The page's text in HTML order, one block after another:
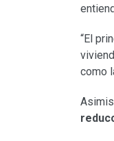
“El
como